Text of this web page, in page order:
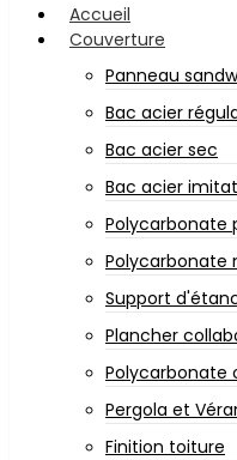
Accueil
Couverture
Panneau
Bac acier
Bac acier sec
Bac acier
Polycarbonate
Polycarbonate
Support
Plancher
Polycarbonate
Pergola et
Finition toiture